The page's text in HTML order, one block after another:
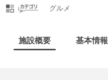
グルメ
施設概要 基本情報